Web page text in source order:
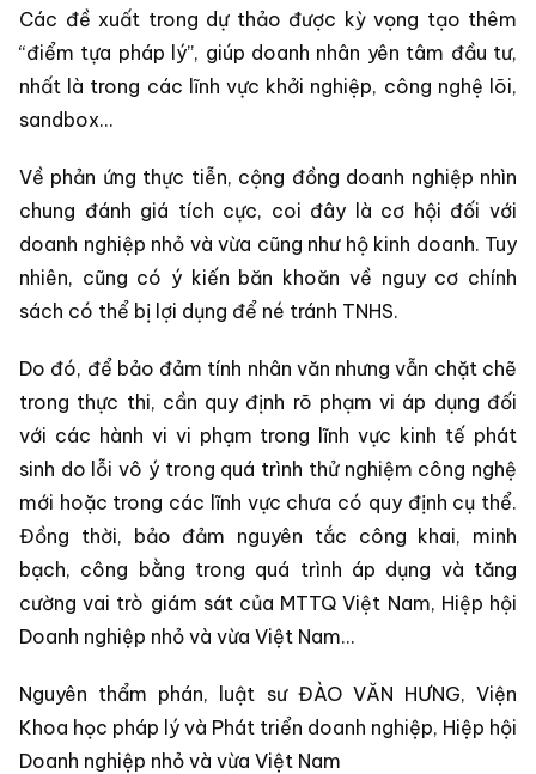
Các đề xuất trong dự thảo được kỳ vọng tạo thêm
“điểm tựa pháp lý”, giúp doanh nhân yên tâm đầu tư,
nhất là trong các lĩnh vực khởi nghiệp, công nghệ lõi,
sandbox…
Về phản ứng thực tiễn, cộng đồng doanh nghiệp nhìn
chung đánh giá tích cực, coi đây là cơ hội đối với
doanh nghiệp nhỏ và vừa cũng như hộ kinh doanh. Tuy
nhiên, cũng có ý kiến băn khoăn về nguy cơ chính
sách có thể bị lợi dụng để né tránh TNHS.
Do đó, để bảo đảm tính nhân văn nhưng vẫn chặt chẽ
trong thực thi, cần quy định rõ phạm vi áp dụng đối
với các hành vi vi phạm trong lĩnh vực kinh tế phát
sinh do lỗi vô ý trong quá trình thử nghiệm công nghệ
mới hoặc trong các lĩnh vực chưa có quy định cụ thể.
Đồng thời, bảo đảm nguyên tắc công khai, minh
bạch, công bằng trong quá trình áp dụng và tăng
cường vai trò giám sát của MTTQ Việt Nam, Hiệp hội
Doanh nghiệp nhỏ và vừa Việt Nam…
Nguyên thẩm phán, luật sư ĐÀO VĂN HƯNG, Viện
Khoa học pháp lý và Phát triển doanh nghiệp, Hiệp hội
Doanh nghiệp nhỏ và vừa Việt Nam